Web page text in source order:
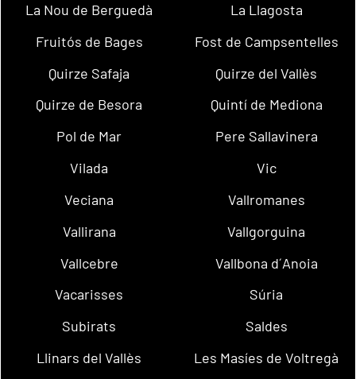
La Nou de Berguedà
La Llagosta
Fruitós de Bages
Fost de Campsentelles
Quirze Safaja
Quirze del Vallès
Quirze de Besora
Quintí de Mediona
Pol de Mar
Pere Sallavinera
Vilada
Vic
Veciana
Vallromanes
Vallirana
Vallgorguina
Vallcebre
Vallbona d´Anoia
Vacarisses
Súria
Subirats
Saldes
Llinars del Vallès
Les Masíes de Voltregà